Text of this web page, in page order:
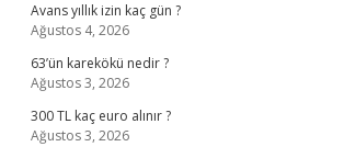
Avans yıllık izin kaç gün ?
Ağustos 4, 2026
63’ün karekökü nedir ?
Ağustos 3, 2026
300 TL kaç euro alınır ?
Ağustos 3, 2026